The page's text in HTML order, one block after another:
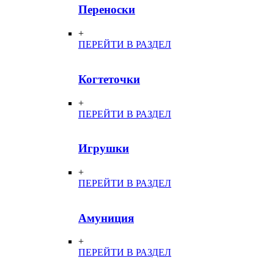
Переноски
+
ПЕРЕЙТИ В РАЗДЕЛ
Когтеточки
+
ПЕРЕЙТИ В РАЗДЕЛ
Игрушки
+
ПЕРЕЙТИ В РАЗДЕЛ
Амуниция
+
ПЕРЕЙТИ В РАЗДЕЛ